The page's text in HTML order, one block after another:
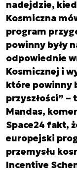
nadejdzie,
Kosmiczna
program
powinny były
odpowiednie
Kosmicznej i
które powinny
przyszłości” –
Mandas,
Space24 fakt,
europejski
przemysłu
Incentive